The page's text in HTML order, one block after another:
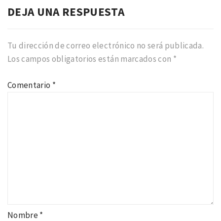
DEJA UNA RESPUESTA
Tu dirección de correo electrónico no será publicada.
Los campos obligatorios están marcados con *
Comentario *
Nombre*